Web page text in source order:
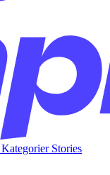
Kategorier Stories